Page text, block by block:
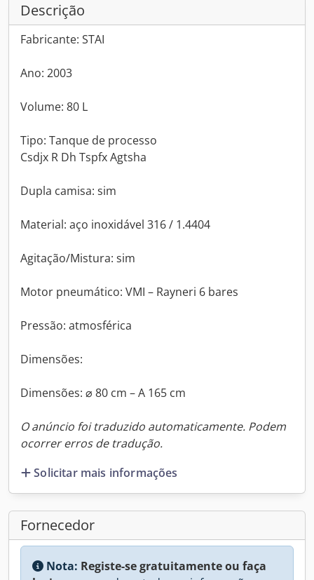
Descrição
Fabricante: STAI
Ano: 2003
Volume: 80 L
Tipo: Tanque de processo
Csdjx R Dh Tspfx Agtsha
Dupla camisa: sim
Material: aço inoxidável 316 / 1.4404
Agitação/Mistura: sim
Motor pneumático: VMI – Rayneri 6 bares
Pressão: atmosférica
Dimensões:
Dimensões: ⌀ 80 cm – A 165 cm
O anúncio foi traduzido automaticamente. Podem
ocorrer erros de tradução.
Solicitar mais informações
Fornecedor
Nota: Registe-se gratuitamente ou faça